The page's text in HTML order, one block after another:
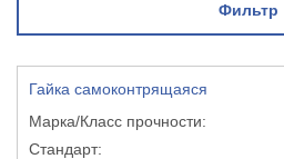
Фильтр
Гайка самоконтрящаяся